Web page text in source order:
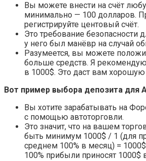
Вы можете внести на счёт
минимально — 100 долларов.
регистрируйте центовый счёт.
Это требование безопасности
у него был манёвр на случай
Разумеется, вы можете
больше средств. Я
в 1000$. Это даст вам
Вот пример выбора депозита для
Вы хотите зарабатывать на
с помощью автоторговли.
Это значит, что на вашем
быть минимум 1000$ / 1 (для
среднем 100% в месяц) = 1000$
100% прибыли приносят 1000$